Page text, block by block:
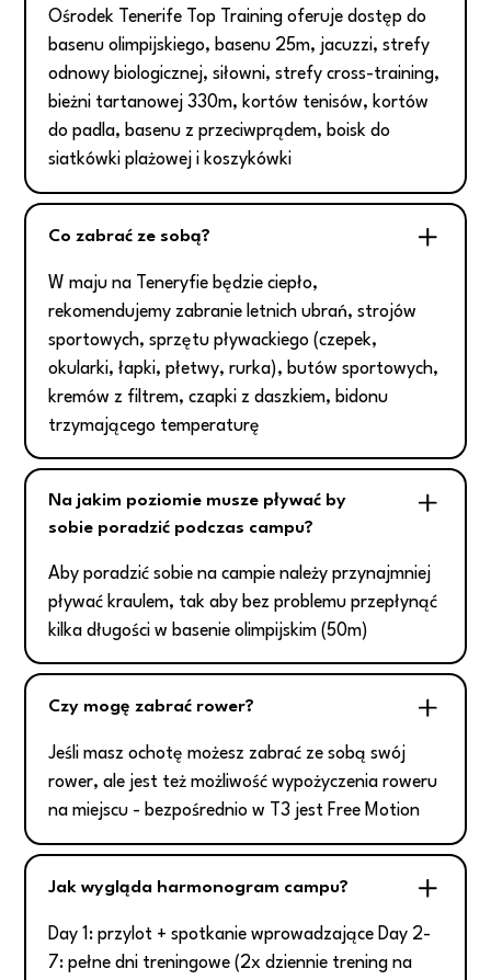
Ośrodek Tenerife Top Training oferuje dostęp do
basenu olimpijskiego, basenu 25m, jacuzzi, strefy
odnowy biologicznej, siłowni, strefy cross-training,
bieżni tartanowej 330m, kortów tenisów, kortów
do padla, basenu z przeciwprądem, boisk do
siatkówki plażowej i koszykówki
Co zabrać ze sobą?
W maju na Teneryfie będzie ciepło,
rekomendujemy zabranie letnich ubrań, strojów
sportowych, sprzętu pływackiego (czepek,
okularki, łapki, płetwy, rurka), butów sportowych,
kremów z filtrem, czapki z daszkiem, bidonu
trzymającego temperaturę
Na jakim poziomie musze pływać by
sobie poradzić podczas campu?
Aby poradzić sobie na campie należy przynajmniej
pływać kraulem, tak aby bez problemu przepłynąć
kilka długości w basenie olimpijskim (50m)
Czy mogę zabrać rower?
Jeśli masz ochotę możesz zabrać ze sobą swój
rower, ale jest też możliwość wypożyczenia roweru
na miejscu - bezpośrednio w T3 jest Free Motion
Jak wygląda harmonogram campu?
Day 1: przylot + spotkanie wprowadzające Day 2-
7: pełne dni treningowe (2x dziennie trening na